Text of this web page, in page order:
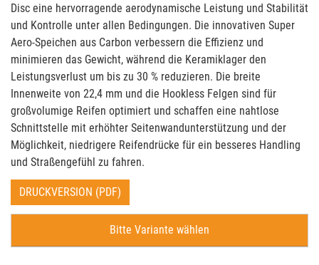
Disc eine hervorragende aerodynamische Leistung und Stabilität
und Kontrolle unter allen Bedingungen. Die innovativen Super
Aero-Speichen aus Carbon verbessern die Effizienz und
minimieren das Gewicht, während die Keramiklager den
Leistungsverlust um bis zu 30 % reduzieren. Die breite
Innenweite von 22,4 mm und die Hookless Felgen sind für
großvolumige Reifen optimiert und schaffen eine nahtlose
Schnittstelle mit erhöhter Seitenwandunterstützung und der
Möglichkeit, niedrigere Reifendrücke für ein besseres Handling
und Straßengefühl zu fahren.
DRUCKVERSION (PDF)
Bitte Variante wählen